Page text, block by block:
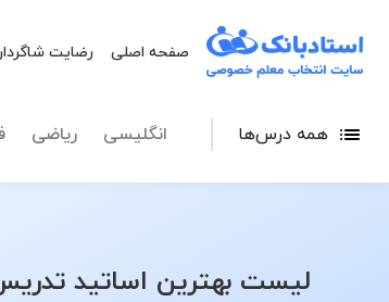
صفحه اصلی رضایت
همه درس‌ها انگلیسی ریاضی
لیست بهترین اساتید